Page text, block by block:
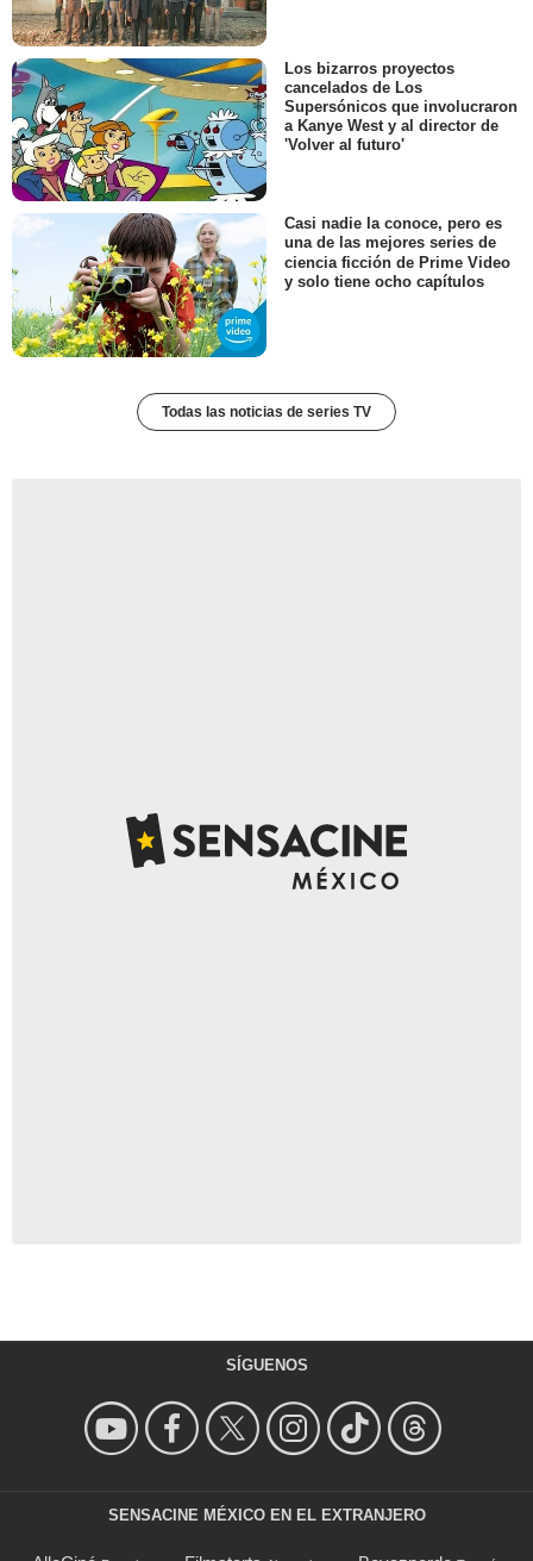
Los bizarros proyectos
cancelados de Los
Supersónicos que involucraron
a Kanye West y al director de
'Volver al futuro'
Casi nadie la conoce, pero es
una de las mejores series de
ciencia ficción de Prime Video
y solo tiene ocho capítulos
Todas las noticias de series TV
SÍGUENOS
SENSACINE MÉXICO EN EL EXTRANJERO